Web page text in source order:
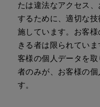
たは違法なアクセス
するために、適切な
施しています。お客
きる者は限られてい
客様の個人データを
者のみが、お客様の
す。